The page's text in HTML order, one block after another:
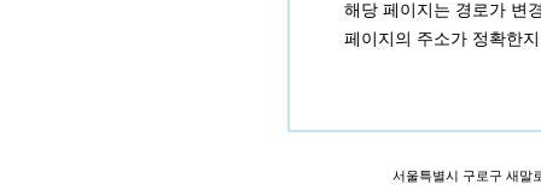
해당 페이지는 경로가 변
페이지의 주소가 정확한
서울특별시 구로구 새말